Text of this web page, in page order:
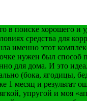
в поиске хорошего и
средства для
именно этот
нужен был способ
для дома. И это
(бока, ягодицы,
1 месяц и результат
упругой и моя